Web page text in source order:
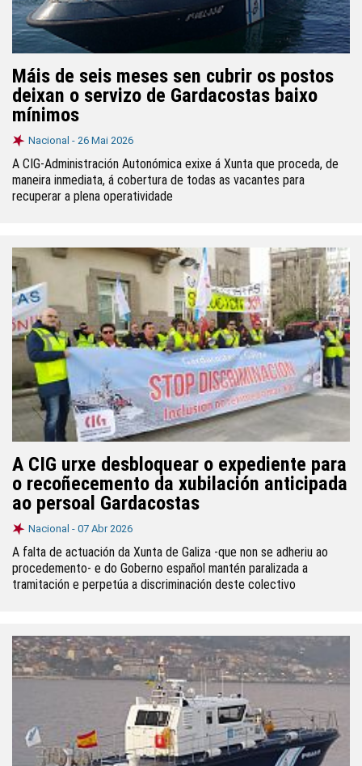
Máis de seis meses sen cubrir os postos
deixan o servizo de Gardacostas baixo
mínimos
Nacional - 26 Mai 2026
A CIG-Administración Autonómica exixe á Xunta que proceda, de
maneira inmediata, á cobertura de todas as vacantes para
recuperar a plena operatividade
A CIG urxe desbloquear o expediente para
o recoñecemento da xubilación anticipada
ao persoal Gardacostas
Nacional - 07 Abr 2026
A falta de actuación da Xunta de Galiza -que non se adheriu ao
procedemento- e do Goberno español mantén paralizada a
tramitación e perpetúa a discriminación deste colectivo